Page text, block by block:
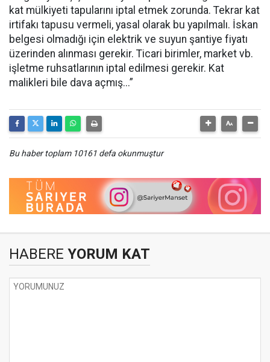
kat mülkiyeti tapularını iptal etmek zorunda. Tekrar kat
irtifakı tapusu vermeli, yasal olarak bu yapılmalı. İskan
belgesi olmadığı için elektrik ve suyun şantiye fiyatı
üzerinden alınması gerekir. Ticari birimler, market vb.
işletme ruhsatlarının iptal edilmesi gerekir. Kat
malikleri bile dava açmış...”
Bu haber toplam 10161 defa okunmuştur
HABERE YORUM KAT